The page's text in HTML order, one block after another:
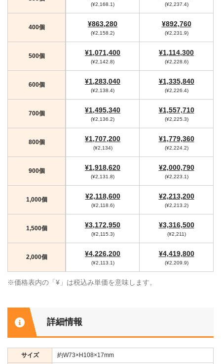
(¥2,168.1) (¥2,237.4)
400個 ¥863,280
(¥2,158.2)
¥892,760
(¥2,231.9)
500個 ¥1,071,400
(¥2,142.8)
¥1,114,300
(¥2,228.6)
600個 ¥1,283,040
(¥2,138.4)
¥1,335,840
(¥2,226.4)
700個 ¥1,495,340
(¥2,136.2)
¥1,557,710
(¥2,225.3)
800個 ¥1,707,200
(¥2,134)
¥1,779,360
(¥2,224.2)
900個 ¥1,918,620
(¥2,131.8)
¥2,000,790
(¥2,223.1)
1,000個 ¥2,118,600
(¥2,118.6)
¥2,213,200
(¥2,213.2)
1,500個 ¥3,172,950
(¥2,115.3)
¥3,316,500
(¥2,211)
2,000個 ¥4,226,200
(¥2,113.1)
¥4,419,800
(¥2,209.9)
※価格表内の「¥」は税込み単価を意味します。
詳細情報
サイズ 約W73×H108×17mm